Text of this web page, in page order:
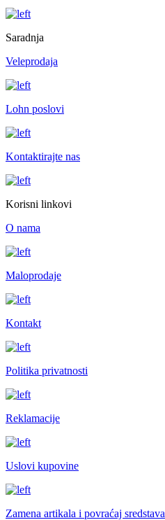
Saradnja
Veleprodaja
Lohn poslovi
Kontaktirajte nas
Korisni linkovi
O nama
Maloprodaje
Kontakt
Politika privatnosti
Reklamacije
Uslovi kupovine
Zamena artikala i povraćaj sredstava